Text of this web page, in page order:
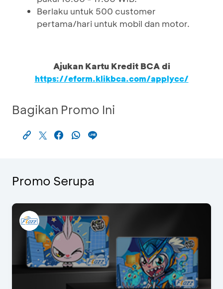
Berlaku untuk 500 customer
pertama/hari untuk mobil dan motor.
Ajukan Kartu Kredit BCA di
https://eform.klikbca.com/applycc/
Bagikan Promo Ini
Promo Serupa